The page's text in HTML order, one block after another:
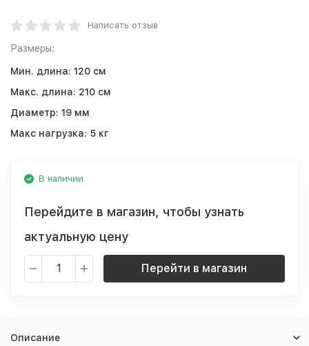
Написать отзыв
Размеры:
Мин. длина: 120 см
Макс. длина: 210 см
Диаметр: 19 мм
Макс нагрузка: 5 кг
В наличии
Перейдите в магазин, чтобы узнать
актуальную цену
Перейти в магазин
Описание